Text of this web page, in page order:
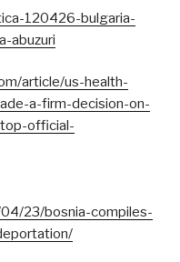
120426-bulgaria-
abuzuri
article/us-health-
a-firm-decision-on-
official-
23/bosnia-compiles-